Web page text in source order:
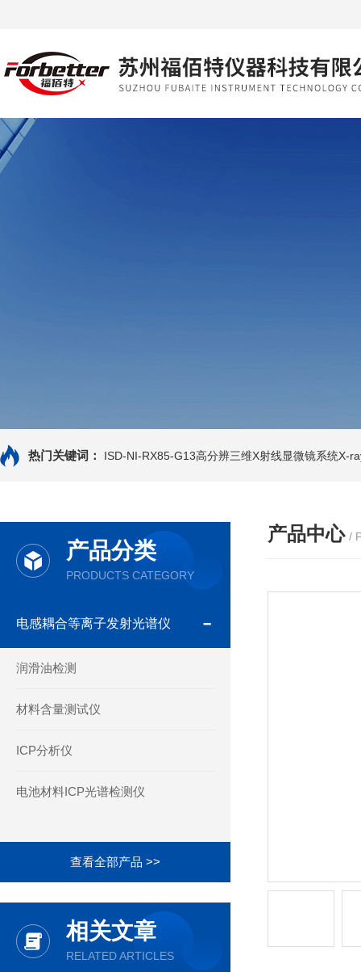
热门关键词： ISD-NI-RX85-G13高分辨三维X射线显微镜系统X-
产品分类
PRODUCTS CATEGORY
电感耦合等离子发射光谱仪
润滑油检测
材料含量测试仪
ICP分析仪
电池材料ICP光谱检测仪
查看全部产品 >>
相关文章
RELATED ARTICLES
产品中心 /